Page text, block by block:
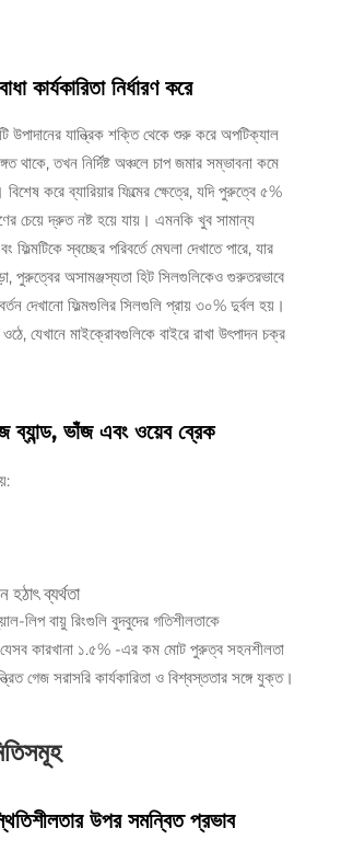
নির্ধারণ করে
উপাদানের যান্ত্রিক শক্তি থেকে শুরু করে অপটিক্যাল
তখন নির্দিষ্ট অঞ্চলে চাপ জমার সম্ভাবনা কমে
করে ব্যারিয়ার ফিল্মের ক্ষেত্রে, যদি পুরুত্বে ৫%
চেয়ে দ্রুত নষ্ট হয়ে যায়। এমনকি খুব সামান্য
স্বচ্ছের পরিবর্তে মেঘলা দেখাতে পারে, যার
পুরুত্বের অসামঞ্জস্যতা হিট সিলগুলিকেও গুরুতরভাবে
দেখানো ফিল্মগুলির সিলগুলি প্রায় ৩০% দুর্বল হয়।
যেখানে মাইক্রোবগুলিকে বাইরে রাখা উৎপাদন চক্র
ব্যান্ড, ভাঁজ এবং ওয়েব ব্রেক
ব্যর্থতা
লিপ বায়ু রিংগুলি বুদবুদের গতিশীলতাকে
কারখানা ১.৫% -এর কম মোট পুরুত্ব সহনশীলতা
গেজ সরাসরি কার্যকারিতা ও বিশ্বস্ততার সঙ্গে যুক্ত।
উপর সমন্বিত প্রভাব